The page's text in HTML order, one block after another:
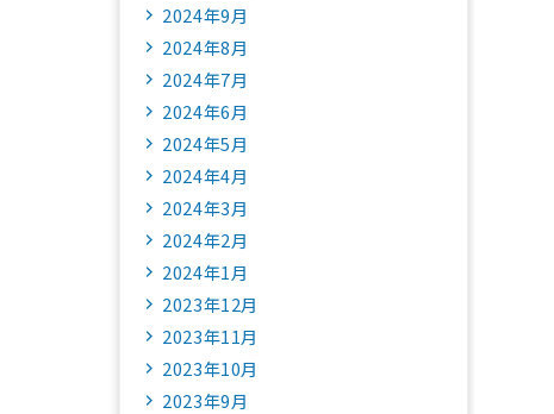
2024年9月
2024年8月
2024年7月
2024年6月
2024年5月
2024年4月
2024年3月
2024年2月
2024年1月
2023年12月
2023年11月
2023年10月
2023年9月